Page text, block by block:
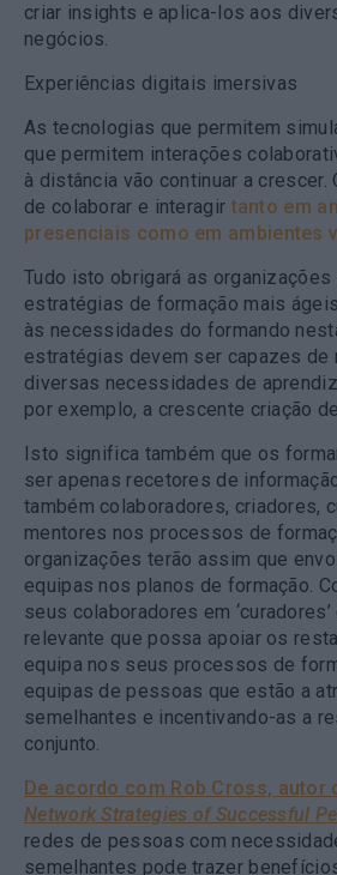
criar insights e aplica-los aos
negócios.
Experiências digitais imersivas
As tecnologias que permitem
que permitem interações
à distância vão continuar a crescer.
de colaborar e interagir tanto em
presenciais como em ambientes
Tudo isto obrigará as
estratégias de formação mais
às necessidades do formando
estratégias devem ser capazes de
diversas necessidades de
por exemplo, a crescente criação
Isto significa também que os
ser apenas recetores de
também colaboradores, criadores,
mentores nos processos de
organizações terão assim que
equipas nos planos de formação.
seus colaboradores em
relevante que possa apoiar os
equipa nos seus processos de
equipas de pessoas que estão a
semelhantes e incentivando-as a
conjunto.
De acordo com Rob Cross, autor
Network Strategies of Successful
redes de pessoas com
semelhantes pode trazer